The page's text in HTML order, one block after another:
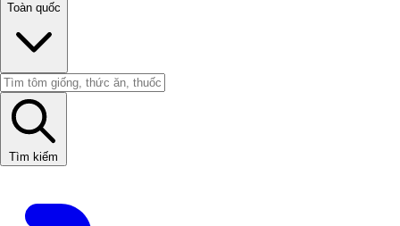
Toàn quốc
Tìm kiếm